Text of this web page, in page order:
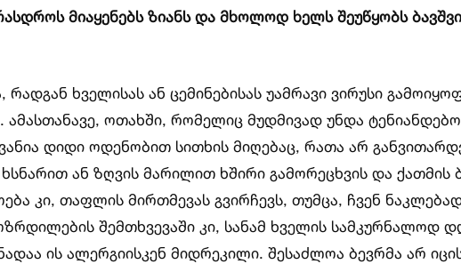
მიაყენებს ზიანს და მხოლოდ ხელს შეუწყობს
ხველისას ან ცემინებისას უამრავი ვირუსი
ოთახში, რომელიც მუდმივად უნდა
დიდი ოდენობით სითხის მიღებაც, რათა არ
ან ზღვის მარილით ხშირი გამორეცხვის და ქათმის
კი, თაფლის მირთმევას გვირჩევს, თუმცა, ჩვენ
შემთხვევაში კი, სანამ ხველის სამკურნალოდ
ის ალერგიისკენ მიდრეკილი. შესაძლოა ბევრმა არ